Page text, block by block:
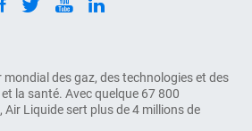
des gaz, des technologies et des
la santé. Avec quelque 67 800
Liquide sert plus de 4 millions de